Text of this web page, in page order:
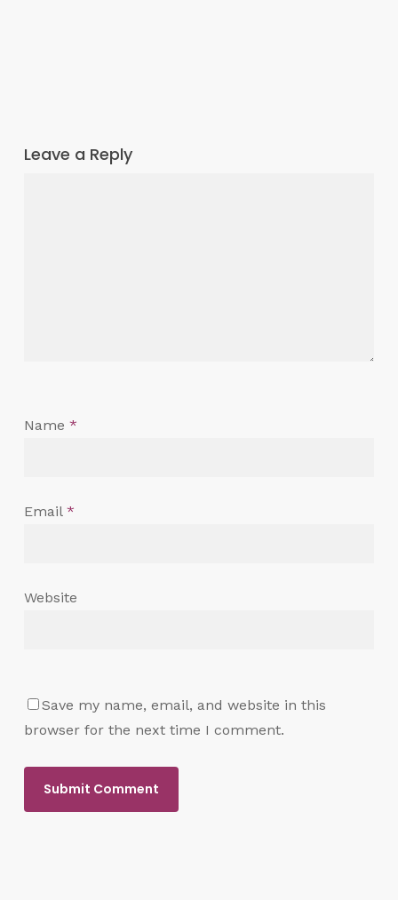
Leave a Reply
Name *
Email *
Website
Save my name, email, and website in this
browser for the next time I comment.